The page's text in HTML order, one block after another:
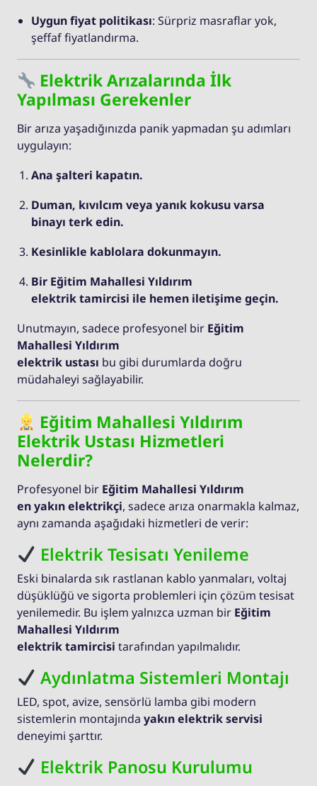
Uygun fiyat politikası: Sürpriz masraflar yok,
şeffaf fiyatlandırma.
Elektrik Arızalarında İlk
Yapılması Gerekenler
Bir arıza yaşadığınızda panik yapmadan şu adımları
uygulayın:
Ana şalteri kapatın.
Duman, kıvılcım veya yanık kokusu varsa
binayı terk edin.
Kesinlikle kablolara dokunmayın.
Bir Eğitim Mahallesi Yıldırım
elektrik tamircisi ile hemen iletişime geçin.
Unutmayın, sadece profesyonel bir Eğitim
Mahallesi Yıldırım
elektrik ustası bu gibi durumlarda doğru
müdahaleyi sağlayabilir.
Eğitim Mahallesi Yıldırım
Elektrik Ustası Hizmetleri
Nelerdir?
Profesyonel bir Eğitim Mahallesi Yıldırım
en yakın elektrikçi, sadece arıza onarmakla kalmaz,
aynı zamanda aşağıdaki hizmetleri de verir:
Elektrik Tesisatı Yenileme
Eski binalarda sık rastlanan kablo yanmaları, voltaj
düşüklüğü ve sigorta problemleri için çözüm tesisat
yenilemedir. Bu işlem yalnızca uzman bir Eğitim
Mahallesi Yıldırım
elektrik tamircisi tarafından yapılmalıdır.
Aydınlatma Sistemleri Montajı
LED, spot, avize, sensörlü lamba gibi modern
sistemlerin montajında yakın elektrik servisi
deneyimi şarttır.
Elektrik Panosu Kurulumu